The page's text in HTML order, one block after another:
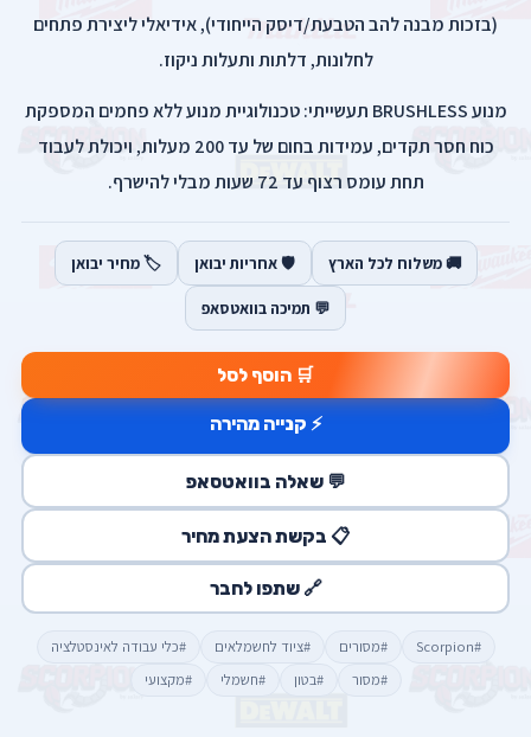
(בזכות מבנה להב הטבעת/דיסק הייחודי), אידיאלי ליצירת פתחים
לחלונות, דלתות ותעלות ניקוז.
מנוע BRUSHLESS תעשייתי: טכנולוגיית מנוע ללא פחמים המספקת
כוח חסר תקדים, עמידות בחום של עד 200 מעלות, ויכולת לעבוד
תחת עומס רצוף עד 72 שעות מבלי להישרף.
🚚 משלוח לכל הארץ 🛡️ אחריות יבואן 🏷️ מחיר יבואן
💬 תמיכה בוואטסאפ
🛒 הוסף לסל
⚡ קנייה מהירה
💬 שאלה בוואטסאפ
📋 בקשת הצעת מחיר
🔗 שתפו לחבר
#Scorpion #מסורים #ציוד לחשמלאים
#כלי עבודה לאינסטלציה
#מסור
#בטון #חשמלי #מקצועי